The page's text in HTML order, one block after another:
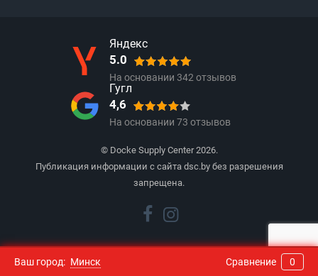
Яндекс
5.0
На основании 342отзывов
Гугл
4,6
На основании 73 отзывов
© Docke Supply Center 2026.
Публикация информации с сайта dsc.by без разрешения
запрещена.
Ваш город: Минск Сравнение 0